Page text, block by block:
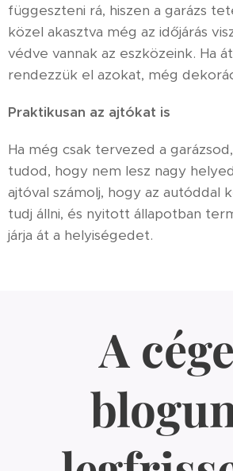
függeszteni rá, hiszen a garázs
közel akasztva még az időjárás
védve vannak az eszközeink. Ha
rendezzük el azokat, még
Praktikusan az ajtókat is
Ha még csak tervezed a
tudod, hogy nem lesz nagy
ajtóval számolj, hogy az autóddal
tudj állni, és nyitott állapotban
járja át a helyiségedet.
A
2026.05.09
Kertesház
tervezést
megelőző
kell